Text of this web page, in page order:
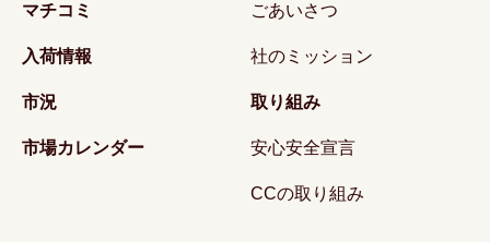
マチコミ
入荷情報
市況
市場カレンダー
ごあいさつ
社のミッション
取り組み
安心安全宣言
CCの取り組み